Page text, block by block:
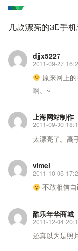
几款漂亮的3D手
djjx5227
2011-09-27
原来网上
啊。~
上海网站制作
2011-09-30
太漂亮了。高
vimei
2011-10-05
不敢相信自
酷乐年华商城
2011-12-04
还真以为是照